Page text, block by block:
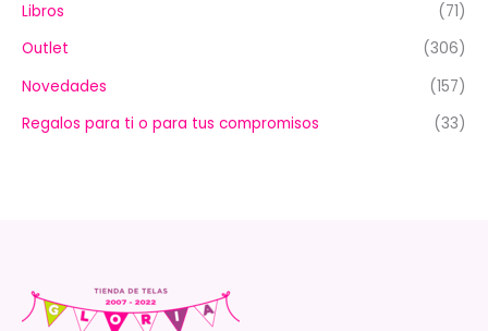
Libros
(71)
Outlet
(306)
Novedades
(157)
Regalos para ti o para tus compromisos
(33)